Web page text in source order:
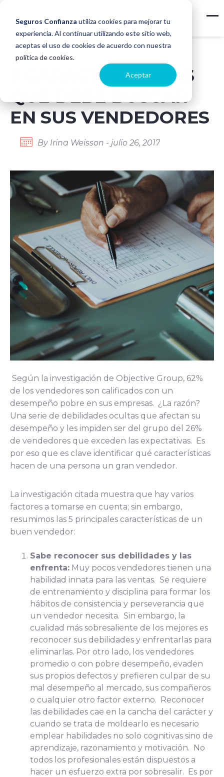
Seguros Confianza utiliza cookies para mejorar tu
experiencia. Al continuar utilizando este sitio web,
aceptas el uso de cookies de acuerdo con nuestra
política de cookies.
Aceptar
5 CARACTERÍSTICAS
QUE DEBE BUSCAR
EN SUS VENDEDORES
By Irina Weisson - julio 26, 2017
Según la investigación de Objective Group, 62%
de los vendedores son calificados con un
desempeño pobre en sus empresas. ¿La razón?
Una serie de debilidades ocultas que afectan su
desempeño y les impiden ser del grupo del 26%
de vendedores que exceden las expectativas. Es
por eso que es clave identificar qué características
hacen de una persona un gran vendedor.
La investigación citada muestra que hay varios
factores a tomarse en cuenta; sin embargo,
resumimos las 5 principales características de un
buen vendedor:
Sabe reconocer sus debilidades y las
enfrenta: Muy pocos vendedores tienen una
habilidad innata para las ventas. Se requiere
de entrenamiento y disciplina para formar los
hábitos de consistencia y perseverancia que
un vendedor necesita. Sin embargo, la
cualidad más sobresaliente de los mejores es
reconocer sus debilidades y enfrentarlas para
eliminarlas. Por otro lado, los vendedores
promedio o con pobre desempeño, evaden
sus propios defectos y prefieren culpar de su
mal desempeño al mercado, sus compañeros
o cualquier otro factor externo. Reconocer
las debilidades cae en la cancha del carácter y
cuando se trata de moldearlo es necesario
emplear habilidades no solo cognitivas sino de
aprendizaje, razonamiento y motivación. No
todos los profesionales están dispuestos a
hacer un esfuerzo extra por sobresalir. Es por